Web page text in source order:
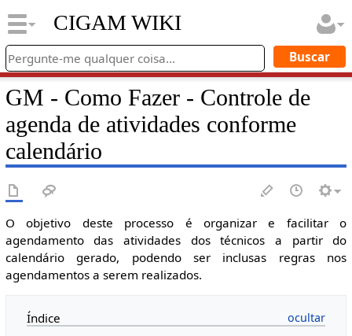
CIGAM WIKI
GM - Como Fazer - Controle de
agenda de atividades conforme
calendário
O objetivo deste processo é organizar e facilitar o
agendamento das atividades dos técnicos a partir do
calendário gerado, podendo ser inclusas regras nos
agendamentos a serem realizados.
Índice